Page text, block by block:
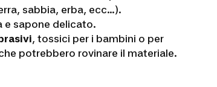
sabbia, erba, ecc...).
e sapone delicato.
, tossici per i bambini o per
potrebbero rovinare il materiale.